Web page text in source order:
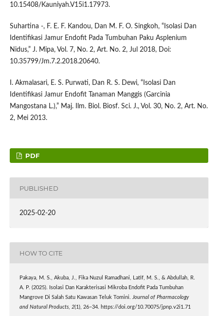
10.15408/Kauniyah.V15i1.17973.
Suhartina -, F. E. F. Kandou, Dan M. F. O. Singkoh, “Isolasi Dan
Identifikasi Jamur Endofit Pada Tumbuhan Paku Asplenium
Nidus,” J. Mipa, Vol. 7, No. 2, Art. No. 2, Jul 2018, Doi:
10.35799/Jm.7.2.2018.20640.
I. Akmalasari, E. S. Purwati, Dan R. S. Dewi, “Isolasi Dan
Identifikasi Jamur Endofit Tanaman Manggis (Garcinia
Mangostana L.),” Maj. Ilm. Biol. Biosf. Sci. J., Vol. 30, No. 2, Art. No.
2, Mei 2013.
PDF
PUBLISHED
2025-02-20
HOW TO CITE
Pakaya, M. S., Akuba, J., Fika Nuzul Ramadhani, Latif, M. S., & Abdullah, R.
A. P. (2025). Isolasi Dan Karakterisasi Mikroba Endofit Pada Tumbuhan
Mangrove Di Salah Satu Kawasan Teluk Tomini. Journal of Pharmacology
and Natural Products, 2(1), 26–34. https://doi.org/10.70075/jpnp.v2i1.71